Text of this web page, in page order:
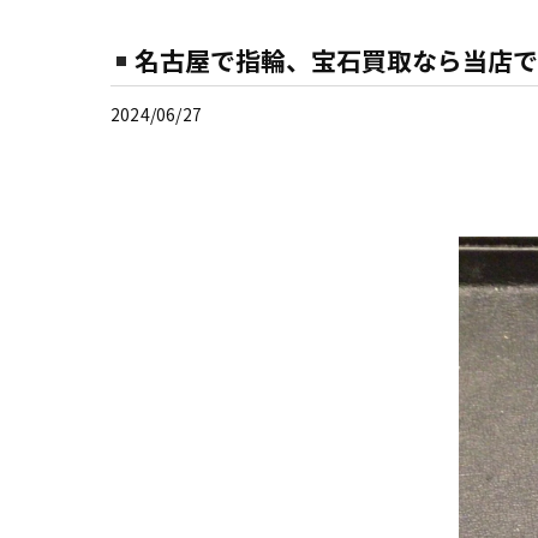
名古屋で指輪、宝石買取なら当店
2024/06/27